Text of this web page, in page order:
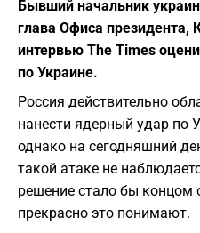
Бывший начальник
глава Офиса президента,
интервью The Times
по Украине.
Россия действительно
нанести ядерный удар по
однако на сегодняшний
такой атаке не
решение стало бы концом
прекрасно это понимают.